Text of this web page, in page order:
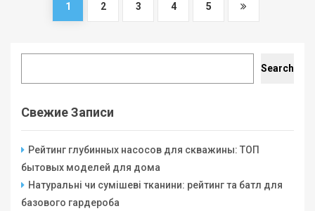
1 2 3 4 5
Search
Свежие Записи
Рейтинг глубинных насосов для скважины: ТОП
бытовых моделей для дома
Натуральні чи сумішеві тканини: рейтинг та батл для
базового гардероба